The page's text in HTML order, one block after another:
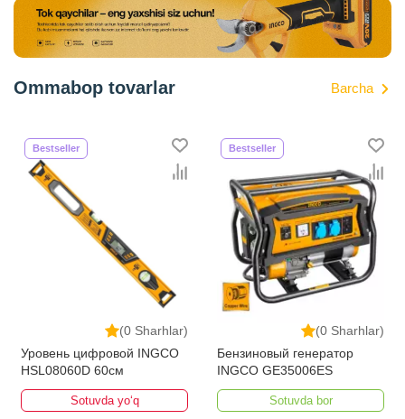
Ommabop tovarlar Barcha
(0 Sharhlar)
Bestseller
Уровень цифровой INGCO
HSL08060D 60см
Sotuvda yo‘q
(0 Sharhlar)
Bestseller
Бензиновый генератор
INGCO GE35006ES
Sotuvda bor